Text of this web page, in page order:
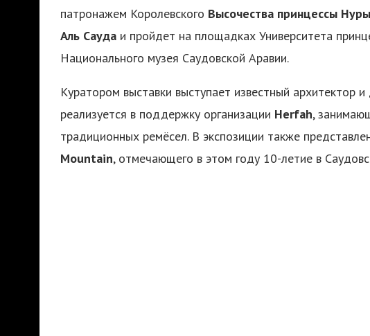
патронажем Королевского Высочества принцессы
Аль Сауда и пройдет на площадках Университета
Национального музея Саудовской Аравии.
Куратором выставки выступает известный архитектор
реализуется в поддержку организации Herfah,
традиционных ремёсел. В экспозиции также
Mountain, отмечающего в этом году 10-летие в